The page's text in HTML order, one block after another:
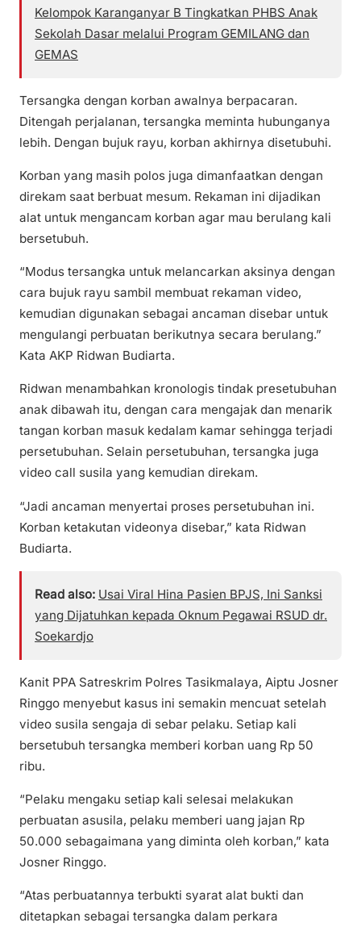
Kelompok Karanganyar B Tingkatkan PHBS Anak
Sekolah Dasar melalui Program GEMILANG dan
GEMAS
Tersangka dengan korban awalnya berpacaran.
Ditengah perjalanan, tersangka meminta hubunganya
lebih. Dengan bujuk rayu, korban akhirnya disetubuhi.
Korban yang masih polos juga dimanfaatkan dengan
direkam saat berbuat mesum. Rekaman ini dijadikan
alat untuk mengancam korban agar mau berulang kali
bersetubuh.
“Modus tersangka untuk melancarkan aksinya dengan
cara bujuk rayu sambil membuat rekaman video,
kemudian digunakan sebagai ancaman disebar untuk
mengulangi perbuatan berikutnya secara berulang.”
Kata AKP Ridwan Budiarta.
Ridwan menambahkan kronologis tindak presetubuhan
anak dibawah itu, dengan cara mengajak dan menarik
tangan korban masuk kedalam kamar sehingga terjadi
persetubuhan. Selain persetubuhan, tersangka juga
video call susila yang kemudian direkam.
“Jadi ancaman menyertai proses persetubuhan ini.
Korban ketakutan videonya disebar,” kata Ridwan
Budiarta.
Read also: Usai Viral Hina Pasien BPJS, Ini Sanksi
yang Dijatuhkan kepada Oknum Pegawai RSUD dr.
Soekardjo
Kanit PPA Satreskrim Polres Tasikmalaya, Aiptu Josner
Ringgo menyebut kasus ini semakin mencuat setelah
video susila sengaja di sebar pelaku. Setiap kali
bersetubuh tersangka memberi korban uang Rp 50
ribu.
“Pelaku mengaku setiap kali selesai melakukan
perbuatan asusila, pelaku memberi uang jajan Rp
50.000 sebagaimana yang diminta oleh korban,” kata
Josner Ringgo.
“Atas perbuatannya terbukti syarat alat bukti dan
ditetapkan sebagai tersangka dalam perkara